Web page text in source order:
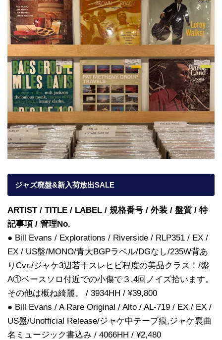
ジャズ廃盤&新入荷放出SALE
ARTIST / TITLE / LABEL / 規格番号 / 外装 / 盤質 / 特
記事項 / 管理No.
● Bill Evans / Explorations / Riverside / RLP351 / EX /
EX / US盤/MONO/青大BGPラベル/DGなし/235W背あ
りCvr./ジャケ3辺若干スレヒビ程度の美品クラス！/盤
A①ベースソロ付近での小傷で３,4回ノイズ拾います。
その他は概ね綺麗。 / 3934HH / ¥39,800
● Bill Evans / A Rare Original / Alto / AL-719 / EX / EX /
US盤/Unofficial Release/ジャケ中テープ痕,ジャケ裏曲
名ミュージック書込み / 4066HH / ¥2,480